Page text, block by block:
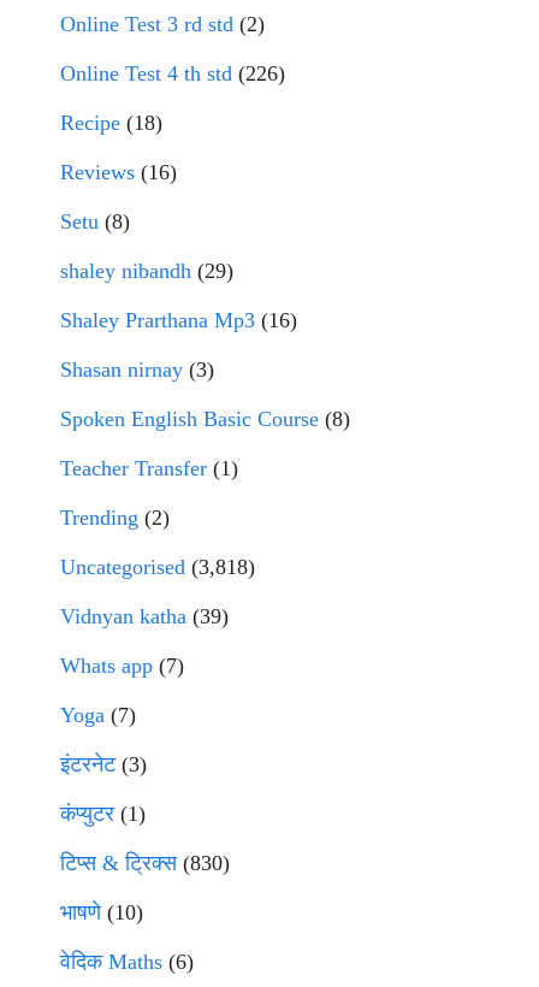
Online Test 3 rd std (2)
Online Test 4 th std (226)
Recipe (18)
Reviews (16)
Setu (8)
shaley nibandh (29)
Shaley Prarthana Mp3 (16)
Shasan nirnay (3)
Spoken English Basic Course (8)
Teacher Transfer (1)
Trending (2)
Uncategorised (3,818)
Vidnyan katha (39)
Whats app (7)
Yoga (7)
इंटरनेट(3)
कंप्युटर (1)
टिप्स & ट्रिक्स(830)
भाषणे(10)
वेदिक Maths (6)